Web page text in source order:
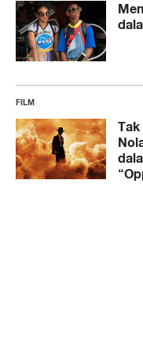
FILM
Tak